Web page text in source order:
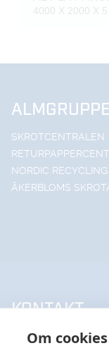
Om
4000 X 2000 X 5
SKROTCENTRALEN
NORDIC RECYCLING
ÅKERBLOMS
KONTAKT
UPPSALA